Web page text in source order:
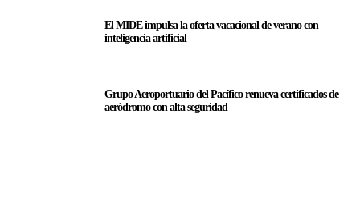
El MIDE impulsa la oferta vacacional de verano con
inteligencia artificial
Grupo Aeroportuario del Pacífico renueva certificados de
aeródromo con alta seguridad